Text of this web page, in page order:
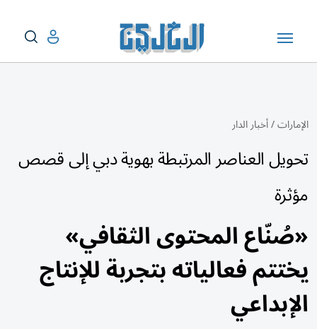
الإمارات/أخبار الدار
تحويل العناصر المرتبطة بهوية دبي إلى قصص
مؤثرة
«صُنّاع المحتوى الثقافي»
يختتم فعالياته بتجربة للإنتاج
الإبداعي